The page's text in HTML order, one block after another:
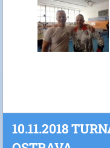
10.11.2018